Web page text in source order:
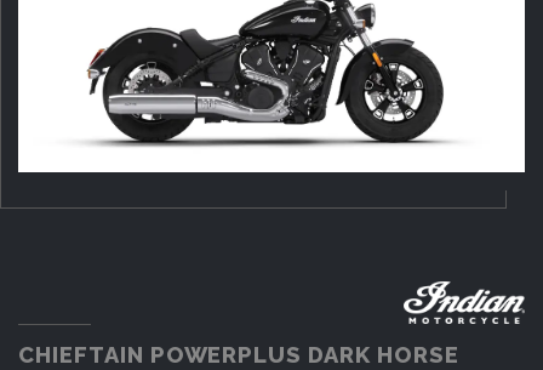
CHIEFTAIN POWERPLUS DARK HORSE